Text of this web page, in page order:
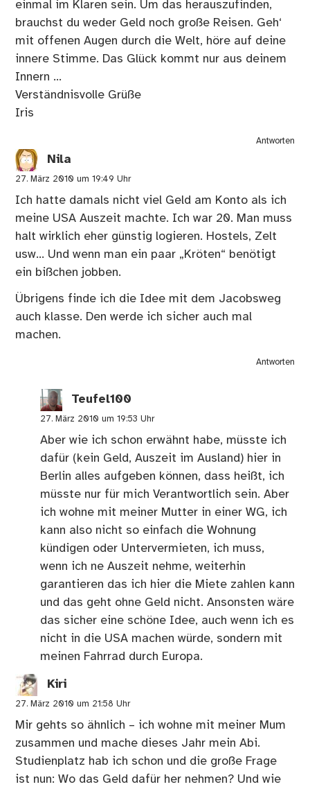
einmal im Klaren sein. Um das herauszufinden,
brauchst du weder Geld noch große Reisen. Geh‘
mit offenen Augen durch die Welt, höre auf deine
innere Stimme. Das Glück kommt nur aus deinem
Innern …
Verständnisvolle Grüße
Iris
Antworten
Nila
27. März 2010 um 19:49 Uhr
Ich hatte damals nicht viel Geld am Konto als ich
meine USA Auszeit machte. Ich war 20. Man muss
halt wirklich eher günstig logieren. Hostels, Zelt
usw… Und wenn man ein paar „Kröten“ benötigt
ein bißchen jobben.
Übrigens finde ich die Idee mit dem Jacobsweg
auch klasse. Den werde ich sicher auch mal
machen.
Antworten
Teufel100
27. März 2010 um 19:53 Uhr
Aber wie ich schon erwähnt habe, müsste ich
dafür (kein Geld, Auszeit im Ausland) hier in
Berlin alles aufgeben können, dass heißt, ich
müsste nur für mich Verantwortlich sein. Aber
ich wohne mit meiner Mutter in einer WG, ich
kann also nicht so einfach die Wohnung
kündigen oder Untervermieten, ich muss,
wenn ich ne Auszeit nehme, weiterhin
garantieren das ich hier die Miete zahlen kann
und das geht ohne Geld nicht. Ansonsten wäre
das sicher eine schöne Idee, auch wenn ich es
nicht in die USA machen würde, sondern mit
meinen Fahrrad durch Europa.
Kiri
27. März 2010 um 21:58 Uhr
Mir gehts so ähnlich – ich wohne mit meiner Mum
zusammen und mache dieses Jahr mein Abi.
Studienplatz hab ich schon und die große Frage
ist nun: Wo das Geld dafür her nehmen? Und wie